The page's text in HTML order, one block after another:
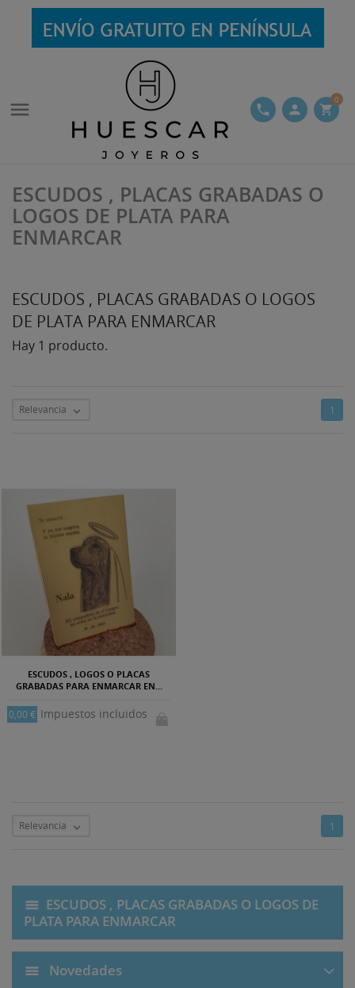
 phone person shopping_cart
0
ESCUDOS , PLACAS GRABADAS O
LOGOS DE PLATA PARA
ENMARCAR
ESCUDOS , PLACAS GRABADAS O LOGOS DE
PLATA PARA ENMARCAR
Novedades
ESCUDOS , PLACAS GRABADAS O LOGOS
DE PLATA PARA ENMARCAR
Hay 1 producto.
Relevancia  1
ESCUDOS , LOGOS O PLACAS
GRABADAS PARA ENMARCAR EN...
0,00 € Impuestos incluidos
Relevancia  1